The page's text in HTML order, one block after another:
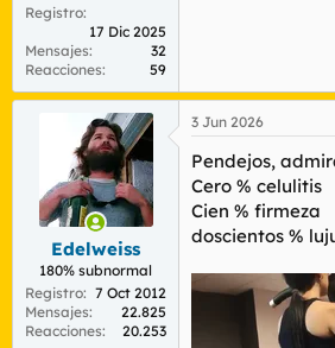
Registro
17 Dic 2025
Mensajes
32
Reacciones
59
Edelweiss
180% subnormal
Registro
7 Oct 2012
Mensajes
22.825
Reacciones
20.253
3 Jun 2026
Pendejos,
Cero % celulitis
Cien % firmeza
doscientos %